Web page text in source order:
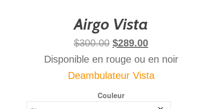
Airgo Vista
$300.00 $289.00
Disponible en rouge ou en noir
Deambulateur Vista
Couleur